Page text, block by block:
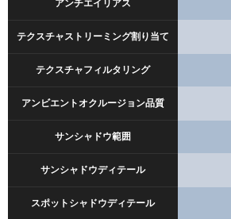
アンチエイリアス
テクスチャストリーミング割り当て
テクスチャフィルタリング
アンビエントオクルージョン品質
サンシャドウ範囲
サンシャドウディテール
スポットシャドウディテール